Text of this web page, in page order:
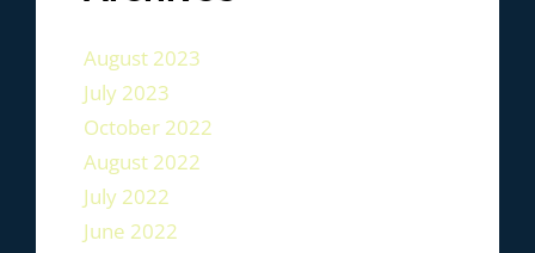
August 2023
July 2023
October 2022
August 2022
July 2022
June 2022